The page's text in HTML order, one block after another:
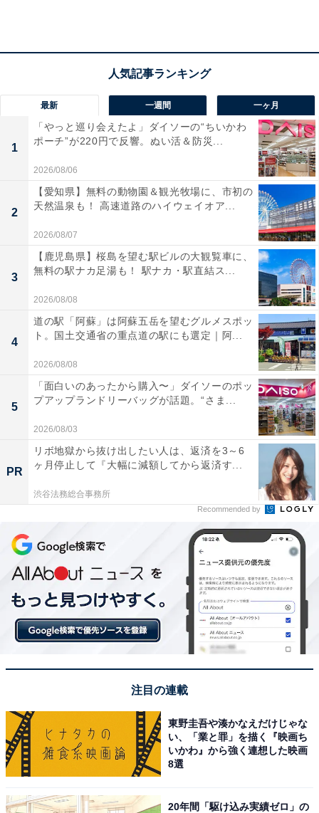
マホを置いているテーブルを、ガラス製のものに買い替
えることだったといいます。
「たまたまこれまで使っていたテーブルに似ていて、天
板がガラスになっているタイプのものを見つけたので買
い替え、ガラスの天板の下の段に、小さな小箱でカモフ
ラージュしたリモコン操作ができる小型カメラを設置し
たんです。彼が帰ってきてから寝るまでの間、こっそり
盗撮するようにしたんです。彼はガラスになったことに
気付いてないようで、スマホをテーブルへ。それを見
て、録画ボタンのスイッチを入れました（私、実はリケ
ジョなんです！）」
週末、友達と遊びに行くという彼を送り出し、さっそく
録画を再生。すると……出るわ出るわ。LINEのプレビュ
ー表示に何度となく通知が。「彼くん、また○○とデート
してね♡」「こないだは楽しかったね♡」と、浮気を示
す文字とともに♡記号がたくさん映し出されたといいま
す。瑠衣さんが彼に浮気を問い詰めると、そんなことは
していない、LINEやメールをチェックしてくれてかまわ
ない、とシラを切るばかり。その場でスマホをチェック
すると、彼女とのやりとりはきれいに削除済みでした。
「私とのLINEはすべて残っていたので、彼にしてみれば
本命は私で、相手のことは遊びのつもりなのかな？と。
でもぶっちゃけ、同棲しているのに家事も何もしないズ
ボラな彼にうんざりしていたので『言い訳はいいよ。私
と別れて○○ちゃんと付き合えばいいじゃん。この家は私
が借りてるんだから、早く出て行ってね』って言った
てましたよ（笑）。結局、コロナ禍で、まだ出て行って
たので、結果オーライなのかな（笑）」
最新 一週間 一ヶ月
1
「やっと巡り会えたよ」ダイソーの“ちいかわ
ポーチ”が220円で反響。ぬい活＆防災...
2026/08/06
2
【愛知県】無料の動物園＆観光牧場に、市初の
天然温泉も！ 高速道路のハイウェイオア...
2026/08/07
3
【鹿児島県】桜島を望む駅ビルの大観覧車に、
無料の駅ナカ足湯も！ 駅ナカ・駅直結ス...
2026/08/08
4
道の駅「阿蘇」は阿蘇五岳を望むグルメスポッ
ト。国土交通省の重点道の駅にも選定｜阿...
2026/08/08
5
「面白いのあったから購入〜」ダイソーのポッ
プアップランドリーバッグが話題。“さま...
2026/08/03
PR
リボ地獄から抜け出したい人は、返済を3～6
ヶ月停止して『大幅に減額してから返済す...
渋谷法務総合事務所
Recommended by
注目の連載
東野圭吾や湊かなえだけじゃな
い、「業と罪」を描く『映画ち
いかわ』から強く連想した映画
8選
20年間「駆け込み実績ゼロ」の